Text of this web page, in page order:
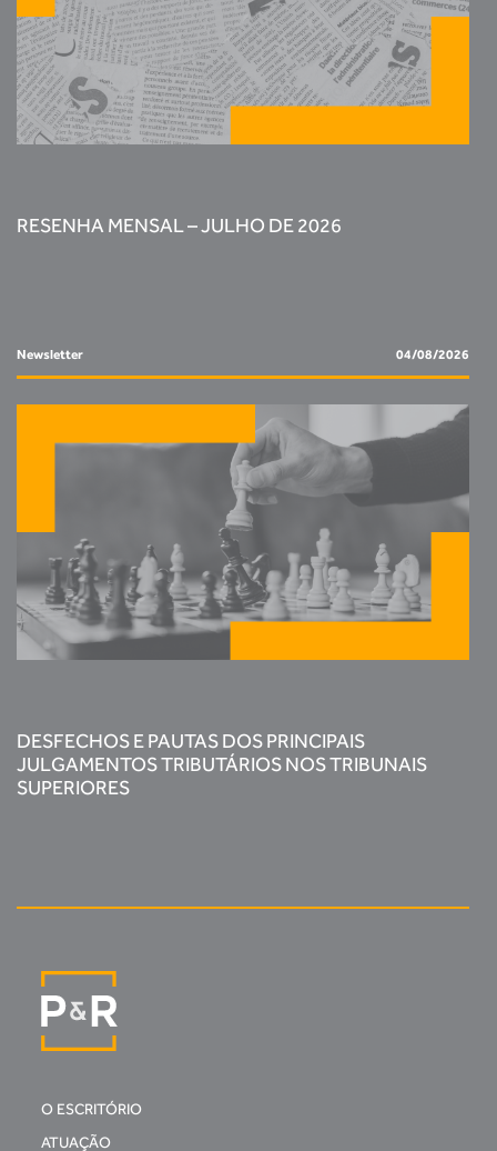
RESENHA MENSAL – JULHO DE 2026
Newsletter 04/08/2026
DESFECHOS E PAUTAS DOS PRINCIPAIS
JULGAMENTOS TRIBUTÁRIOS NOS TRIBUNAIS
SUPERIORES
O ESCRITÓRIO
ATUAÇÃO